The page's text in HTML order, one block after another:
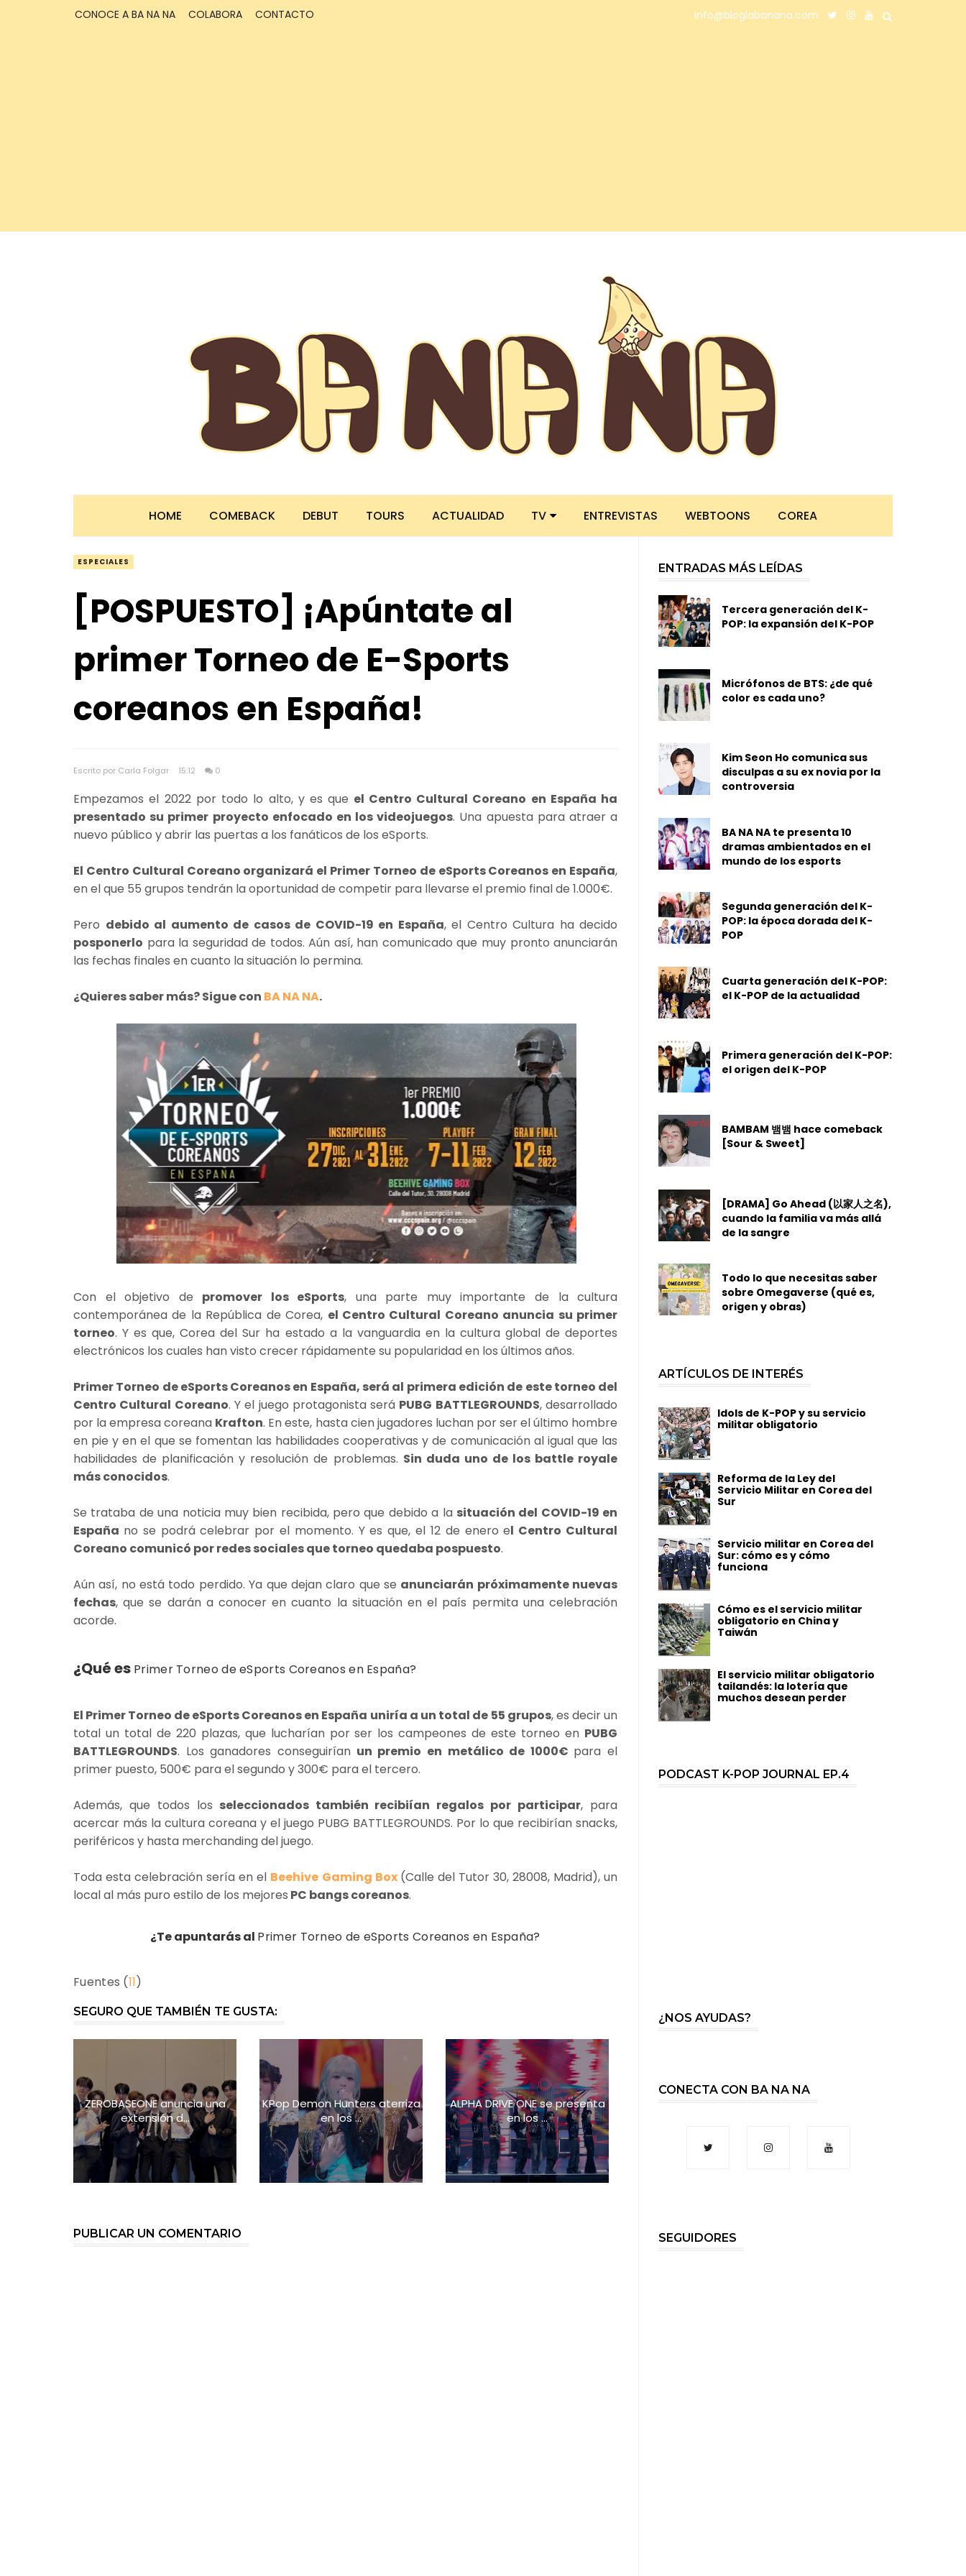
CONOCE A BA NA NA COLABORA CONTACTO info@bloglabanana.com
HOME COMEBACK DEBUT TOURS ACTUALIDAD TV ENTREVISTAS WEBTOONS COREA
ESPECIALES
[POSPUESTO] ¡Apúntate al
primer Torneo de E-Sports
coreanos en España!
Escrito por Carla Folgar 15:12 0
Empezamos el 2022 por todo lo alto, y es que el Centro Cultural Coreano en España ha
presentado su primer proyecto enfocado en los videojuegos. Una apuesta para atraer a
nuevo público y abrir las puertas a los fanáticos de los eSports.
El Centro Cultural Coreano organizará el Primer Torneo de eSports Coreanos en España,
en el que 55 grupos tendrán la oportunidad de competir para llevarse el premio final de 1.000€.
Pero debido al aumento de casos de COVID-19 en España, el Centro Cultura ha decido
posponerlo para la seguridad de todos. Aún así, han comunicado que muy pronto anunciarán
las fechas finales en cuanto la situación lo permina.
¿Quieres saber más? Sigue con BA NA NA.
Con el objetivo de promover los eSports, una parte muy importante de la cultura
contemporánea de la República de Corea, el Centro Cultural Coreano anuncia su primer
torneo. Y es que, Corea del Sur ha estado a la vanguardia en la cultura global de deportes
electrónicos los cuales han visto crecer rápidamente su popularidad en los últimos años.
Primer Torneo de eSports Coreanos en España, será al primera edición de este torneo del
Centro Cultural Coreano. Y el juego protagonista será PUBG BATTLEGROUNDS, desarrollado
por la empresa coreana Krafton. En este, hasta cien jugadores luchan por ser el último hombre
en pie y en el que se fomentan las habilidades cooperativas y de comunicación al igual que las
habilidades de planificación y resolución de problemas. Sin duda uno de los battle royale
más conocidos.
Se trataba de una noticia muy bien recibida, pero que debido a la situación del COVID-19 en
España no se podrá celebrar por el momento. Y es que, el 12 de enero el Centro Cultural
Coreano comunicó por redes sociales que torneo quedaba pospuesto.
Aún así, no está todo perdido. Ya que dejan claro que se anunciarán próximamente nuevas
fechas, que se darán a conocer en cuanto la situación en el país permita una celebración
acorde.
¿Qué es Primer Torneo de eSports Coreanos en España?
El Primer Torneo de eSports Coreanos en España uniría a un total de 55 grupos, es decir un
total un total de 220 plazas, que lucharían por ser los campeones de este torneo en PUBG
BATTLEGROUNDS. Los ganadores conseguiríanun premio en metálico de 1000€ para el
primer puesto, 500€ para el segundo y 300€ para el tercero.
Además, que todos los seleccionados también recibiían regalos por participar, para
acercar más la cultura coreana y el juego PUBG BATTLEGROUNDS. Por lo que recibirían snacks,
periféricos y hasta merchanding del juego.
Toda esta celebración sería en el Beehive Gaming Box (Calle del Tutor 30, 28008, Madrid), un
local al más puro estilo de los mejores PC bangs coreanos.
¿Te apuntarás al Primer Torneo de eSports Coreanos en España?
Fuentes (11)
SEGURO QUE TAMBIÉN TE GUSTA:
ZEROBASEONE anuncia una
extensión d...
KPop Demon Hunters aterriza
en los ...
ALPHA DRIVE ONE se presenta
en los ...
PUBLICAR UN COMENTARIO
ENTRADAS MÁS LEÍDAS
Tercera generación del K-
POP: la expansión del K-POP
Micrófonos de BTS: ¿de qué
color es cada uno?
Kim Seon Ho comunica sus
disculpas a su ex novia por la
controversia
BA NA NA te presenta 10
dramas ambientados en el
mundo de los esports
Segunda generación del K-
POP: la época dorada del K-
POP
Cuarta generación del K-POP:
el K-POP de la actualidad
Primera generación del K-POP:
el origen del K-POP
BAMBAM 뱀뱀 hace comeback
[Sour & Sweet]
[DRAMA] Go Ahead (以家人之名),
cuando la familia va más allá
de la sangre
Todo lo que necesitas saber
sobre Omegaverse (qué es,
origen y obras)
ARTÍCULOS DE INTERÉS
Idols de K-POP y su servicio
militar obligatorio
Reforma de la Ley del
Servicio Militar en Corea del
Sur
Servicio militar en Corea del
Sur: cómo es y cómo
funciona
Cómo es el servicio militar
obligatorio en China y
Taiwán
El servicio militar obligatorio
tailandés: la lotería que
muchos desean perder
PODCAST K-POP JOURNAL EP.4
¿NOS AYUDAS?
CONECTA CON BA NA NA
SEGUIDORES